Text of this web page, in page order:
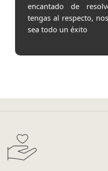
encantado de
tengas al respecto,
sea todo un éxito